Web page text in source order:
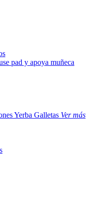
pad y apoya muñeca
Yerba Galletas Ver más